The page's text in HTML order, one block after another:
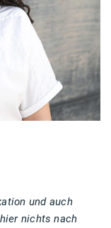
und auch
nichts nach